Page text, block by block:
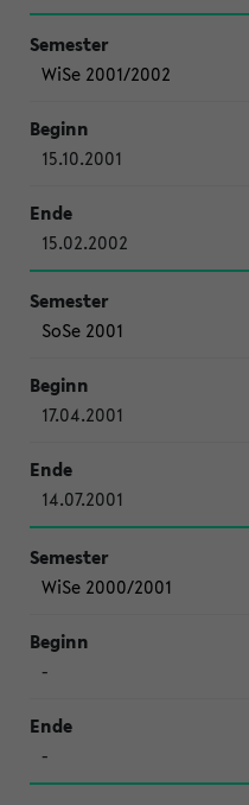
WiSe 2001/2002
15.10.2001
15.02.2002
SoSe 2001
17.04.2001
14.07.2001
WiSe 2000/2001
-
-